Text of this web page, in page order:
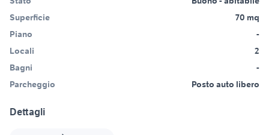
Superficie
70 mq
Piano
-
Locali
2
Bagni
-
Parcheggio
Posto auto libero
Dettagli